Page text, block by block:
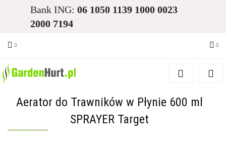
Bank ING: 06 1050 1139 1000 0023
2000 7194
Zaloguj się
Dodaj zgłoszenie
Aerator do Trawników w Płynie 600 ml
SPRAYER Target